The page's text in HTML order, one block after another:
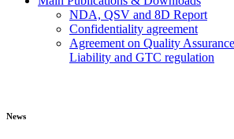
NDA, QSV and 8D Report
Confidentiality agreement
Agreement on Quality
Liability and GTC regulation
News